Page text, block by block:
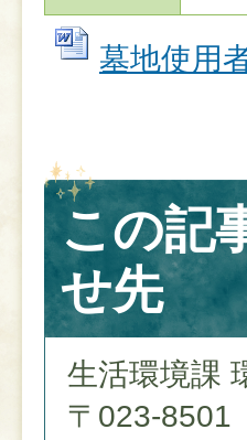
墓地使用
この記
せ先
生活環境課
〒023-8501